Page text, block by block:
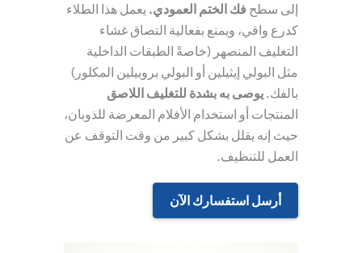
إلى سطح فك الختم العمودي. يعمل هذا الطلاء
كدرع واقي، ويمنع بفعالية التصاق غشاء
التغليف المنصهر (خاصةً الطبقات الداخلية
مثل البولي إيثيلين أو البولي بروبيلين المكلور)
بالفك. يوصى به بشدة للتغليف اللاصق
المنتجات أو استخدام الأفلام المعرضة للذوبان،
حيث إنه يقلل بشكل كبير من وقت التوقف عن
العمل للتنظيف.
أرسل استفسارك الآن